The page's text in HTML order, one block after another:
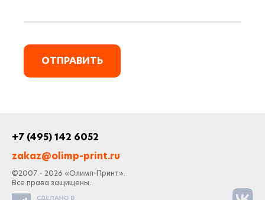
ОТПРАВИТЬ
+7 (495) 142 6052
zakaz@olimp-print.ru
©2007 – 2026 «Олимп-Принт».
Все права защищены.